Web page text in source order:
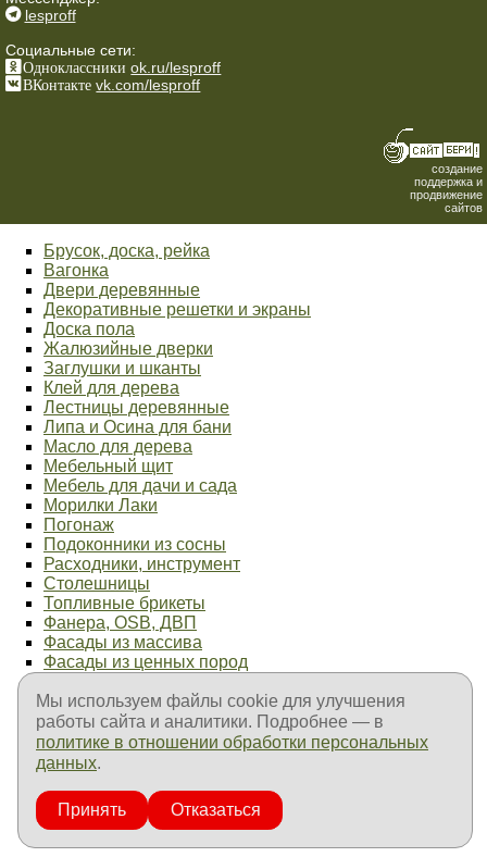
lesproff
Социальные сети:
Одноклассники ok.ru/lesproff
ВКонтакте vk.com/lesproff
создание
поддержка и
продвижение
сайтов
Брусок, доска, рейка
Вагонка
Двери деревянные
Декоративные решетки и экраны
Доска пола
Жалюзийные дверки
Заглушки и шканты
Клей для дерева
Лестницы деревянные
Липа и Осина для бани
Масло для дерева
Мебельный щит
Мебель для дачи и сада
Морилки Лаки
Погонаж
Подоконники из сосны
Расходники, инструмент
Столешницы
Топливные брикеты
Фанера, OSB, ДВП
Фасады из массива
Фасады из ценных пород
Элементы лестниц
Продукция ТехноНиколь
Продукция Пенетрон
Продукция Goodhim
Продукция Изолон
Оплата и доставка
Мы используем файлы cookie для улучшения
работы сайта и аналитики. Подробнее — в
политике в отношении обработки персональных
данных.
Принять Отказаться